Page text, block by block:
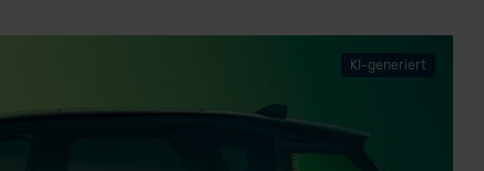
KI-generiert